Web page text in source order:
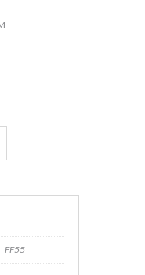
FF55